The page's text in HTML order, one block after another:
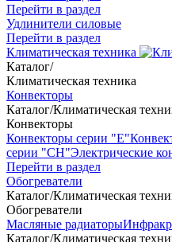
Перейти в раздел
Удлинители силовые
Перейти в раздел
Климатическая техника
Каталог/
Климатическая техника
Конвекторы
Каталог/Климатическая
Конвекторы
Конвекторы серии "Е"
серии "СН"Электрические
Перейти в раздел
Обогреватели
Каталог/Климатическая
Обогреватели
Масляные радиаторы
Каталог/Климатическая